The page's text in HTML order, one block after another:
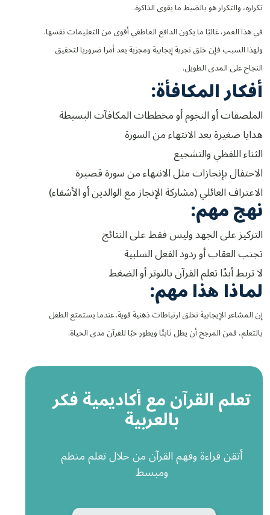
تكراره، والتكرار هو بالضبط ما يقوي الذاكرة.
في هذا العمر، غالبًا ما يكون الدافع العاطفي أقوى من التعليمات نفسها.
ولهذا السبب فإن خلق تجربة إيجابية ومجزية يعد أمرا ضروريا لتحقيق
النجاح على المدى الطويل.
أفكار المكافأة:
الملصقات أو النجوم أو مخططات المكافآت البسيطة
هدايا صغيرة بعد الانتهاء من السورة
الثناء اللفظي والتشجيع
الاحتفال بإنجازات مثل الانتهاء من سورة قصيرة
الاعتراف العائلي (مشاركة الإنجاز مع الوالدين أو الأشقاء)
نهج مهم:
التركيز على الجهد وليس فقط على النتائج
تجنب العقاب أو ردود الفعل السلبية
لا تربط أبدًا تعلم القرآن بالتوتر أو الضغط
لماذا هذا مهم:
إن المشاعر الإيجابية تخلق ارتباطات ذهنية قوية. عندما يستمتع الطفل
بالتعلم، فمن المرجح أن يظل ثابتًا ويطور حبًا للقرآن مدى الحياة.
تعلم القرآن مع أكاديمية فكر
بالعربية
أتقن قراءة وفهم القرآن من خلال تعلم منظم
ومبسط